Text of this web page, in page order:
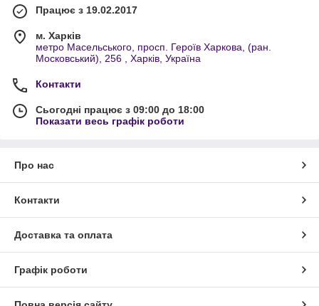
Працює з 19.02.2017
м. Харків
метро Масельського, просп. Героїв Харкова, (ран.
Московський), 256 , Харків, Україна
Контакти
Сьогодні працює з 09:00 до 18:00
Показати весь графік роботи
Про нас
Контакти
Доставка та оплата
Графік роботи